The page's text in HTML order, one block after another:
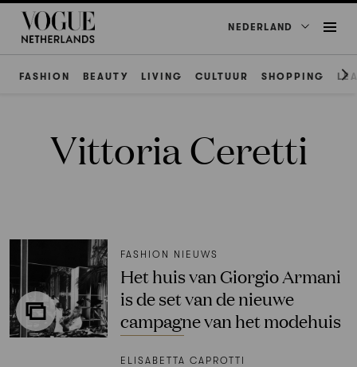
NEDERLAND
FASHION BEAUTY LIVING CULTUUR SHOPPING
Vittoria Ceretti
FASHION NIEUWS
Het huis van Giorgio Armani
is de set van de nieuwe
campagne van het modehuis
ELISABETTA CAPROTTI